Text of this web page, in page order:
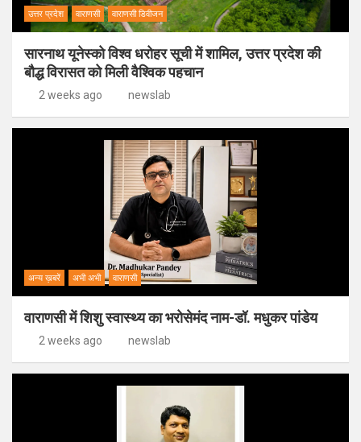
उत्तर प्रदेश वाराणसी वाराणसी डिवीजन
सारनाथ यूनेस्को विश्व धरोहर सूची में शामिल, उत्तर प्रदेश की
बौद्ध विरासत को मिली वैश्विक पहचान
2 weeks ago newslab
अन्य ख़बरें अभी अभी वाराणसी
वाराणसी में शिशु स्वास्थ्य का भरोसेमंद नाम-डॉ. मधुकर पांडेय
2 weeks ago newslab